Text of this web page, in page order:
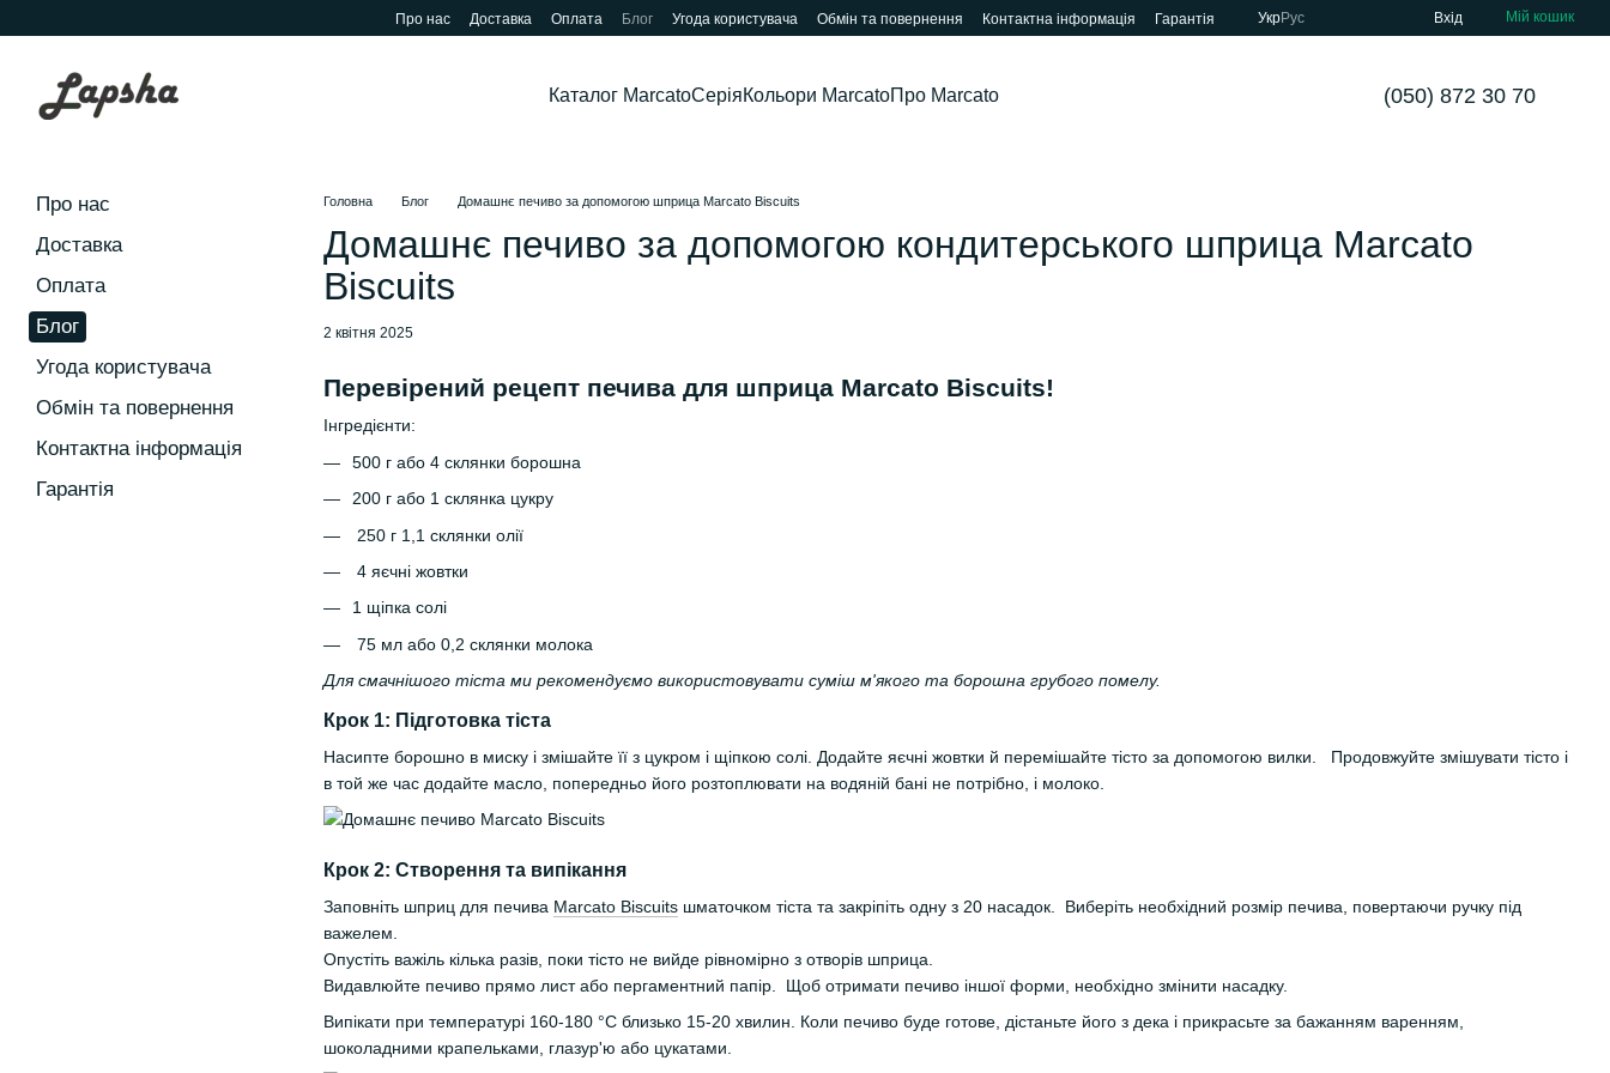
Про нас Доставка Оплата Блог Угода користувача Обмін та повернення Контактна інформація Гарантія УкрРус Вхід Мій кошик
Каталог MarcatoСеріяКольори MarcatoПро Marcato (050) 872 30 70
Головна Блог Домашнє печиво за допомогою шприца Marcato Biscuits
Домашнє печиво за допомогою кондитерського шприца Marcato
Biscuits
2 квітня 2025
Перевірений рецепт печива для шприца Marcato Biscuits!
Інгредієнти:
500 г або 4 склянки борошна
200 г або 1 склянка цукру
250 г 1,1 склянки олії
4 яєчні жовтки
1 щіпка солі
75 мл або 0,2 склянки молока
Для смачнішого тіста ми рекомендуємо використовувати суміш м'якого та борошна грубого помелу.
Крок 1: Підготовка тіста
Насипте борошно в миску і змішайте її з цукром і щіпкою солі. Додайте яєчні жовтки й перемішайте тісто за допомогою вилки. Продовжуйте змішувати тісто і
в той же час додайте масло, попередньо його розтоплювати на водяній бані не потрібно, і молоко.
Крок 2: Створення та випікання
Заповніть шприц для печива Marcato Biscuits шматочком тіста та закріпіть одну з 20 насадок. Виберіть необхідний розмір печива, повертаючи ручку під
важелем.
Опустіть важіль кілька разів, поки тісто не вийде рівномірно з отворів шприца.
Видавлюйте печиво прямо лист або пергаментний папір. Щоб отримати печиво іншої форми, необхідно змінити насадку.
Випікати при температурі 160-180 °C близько 15-20 хвилин. Коли печиво буде готове, дістаньте його з дека і прикрасьте за бажанням варенням,
шоколадними крапельками, глазур'ю або цукатами.
Про нас
Доставка
Оплата
Блог
Угода користувача
Обмін та повернення
Контактна інформація
Гарантія